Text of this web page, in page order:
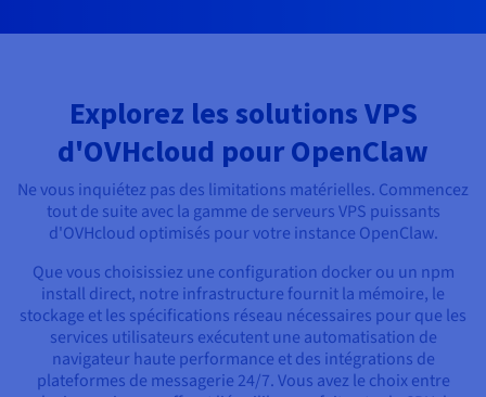
Roadmap & Changelog
Explorez les solutions VPS
d'OVHcloud pour OpenClaw
Ne vous inquiétez pas des limitations matérielles. Commencez
tout de suite avec la gamme de serveurs VPS puissants
d'OVHcloud optimisés pour votre instance OpenClaw.
Que vous choisissiez une configuration docker ou un npm
install direct, notre infrastructure fournit la mémoire, le
stockage et les spécifications réseau nécessaires pour que les
services utilisateurs exécutent une automatisation de
navigateur haute performance et des intégrations de
plateformes de messagerie 24/7. Vous avez le choix entre